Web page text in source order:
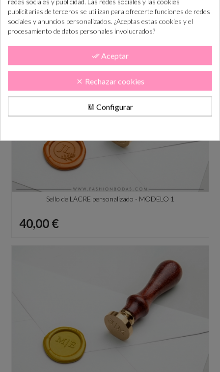
Barra de lacre color DORADO
Precio
2,00 €
Sello de LACRE personalizado - MODELO 1
Precio
40,00 €
publicitarias de terceros se utilizan para ofrecerte funciones de redes
sociales y anuncios personalizados. ¿Aceptas estas cookies y el
procesamiento de datos personales involucrados?
done_all Aceptar
clear Rechazar cookies
tune Configurar